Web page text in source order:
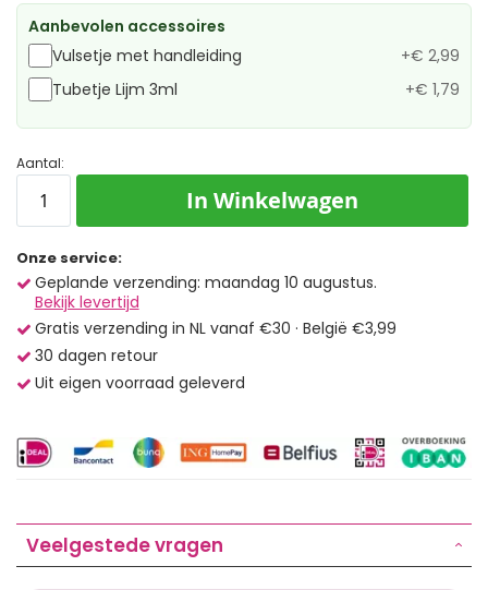
Aanbevolen accessoires
Vulsetje met handleiding
+€ 2,99
Tubetje Lijm 3ml
+€ 1,79
Aantal:
In Winkelwagen
Onze service:
Geplande verzending: maandag 10 augustus.
Bekijk levertijd
Gratis verzending in NL vanaf €30 · België €3,99
30 dagen retour
Uit eigen voorraad geleverd
Veelgestede vragen